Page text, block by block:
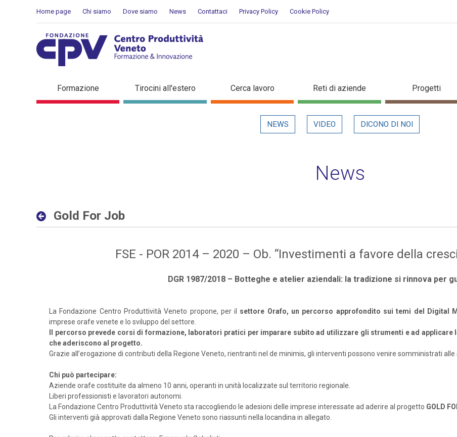
Home page Chi siamo Dove siamo News Contattaci Privacy Policy Cookie Policy
Gold For Job - Dettaglio in evidenza
Formazione Tirocini all'estero Cerca lavoro Reti di aziende Progetti
NEWS VIDEO DICONO DI NOI
News
Gold For Job
FSE - POR 2014 – 2020 – Ob. “Investimenti a favore della
DGR 1987/2018 – Botteghe e atelier aziendali: la tradizione si rinnova per
La Fondazione Centro Produttività Veneto propone, per il settore Orafo, un percorso approfondito sui temi del Digital
imprese orafe venete e lo sviluppo del settore.
Il percorso prevede corsi di formazione, laboratori pratici per imparare subito ad utilizzare gli strumenti e ad
che aderiscono al progetto.
Grazie all’erogazione di contributi della Regione Veneto, rientranti nel de minimis, gli interventi possono venire somministrati
Chi può partecipare:
Aziende orafe costituite da almeno 10 anni, operanti in unità localizzate sul territorio regionale.
Liberi professionisti e lavoratori autonomi.
La Fondazione Centro Produttività Veneto sta raccogliendo le adesioni delle imprese interessate ad aderire al progetto GOLD
Gli interventi già approvati dalla Regione Veneto sono riassunti nella locandina in allegato.